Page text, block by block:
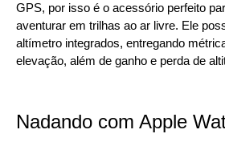
GPS, por isso é o acessório perfeito
aventurar em trilhas ao ar livre. Ele
altímetro integrados, entregando
elevação, além de ganho e perda de
Nadando com Apple